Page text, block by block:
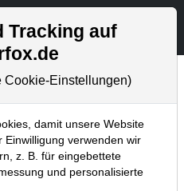
Aktien- und Artikelsuche
US-Werte
Tracking auf
Cookie-Einstellungen)
damit unsere Website
verwenden wir
z. B. für eingebettete
und personalisierte